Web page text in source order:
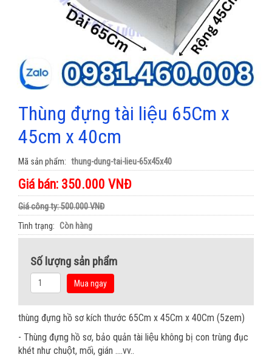
Thùng đựng tài liệu 65Cm x
45cm x 40cm
Mã sản phẩm thung-dung-tai-lieu-65x45x40
Giá bán: 350.000 VNĐ
Giá công ty: 500.000 VNĐ
Tình trạng
Còn hàng
Số lượng sản phẩm
Mua ngay
thùng đựng hồ sơ kích thước 65Cm x 45Cm x 40Cm (5zem)
- Thùng đựng hồ sơ, bảo quản tài liệu không bị con trùng đục
khét như chuột, mối, gián ....vv..